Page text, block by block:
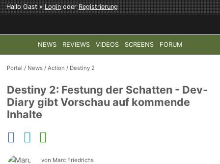
Hallo Gast »LoginoderRegistrierung
NEWS REVIEWS VIDEOS SCREENS FORUM
TOP-THEMEN: COD: MODERN WARFARE 4 HALO:
Portal / News /Action / Destiny 2
Destiny 2: Festung der Schatten - Dev-
Diary gibt Vorschau auf kommende
Inhalte
von Marc Friedrichs